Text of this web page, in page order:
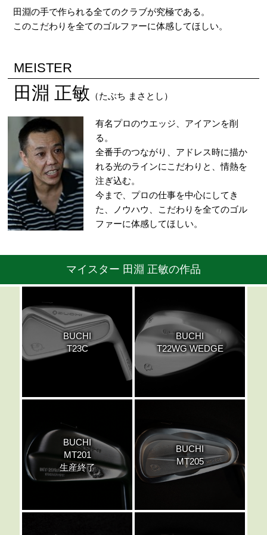
田淵の手で作られる全てのクラブが究極である。
このこだわりを全てのゴルファーに体感してほしい。
MEISTER
田淵 正敏 （たぶち まさとし）
有名プロのウエッジ、アイアンを削
る。
全番手のつながり、アドレス時に描か
れる光のラインにこだわりと、情熱を
注ぎ込む。
今まで、プロの仕事を中心にしてき
た、ノウハウ、こだわりを全てのゴル
ファーに体感してほしい。
マイスター 田淵 正敏の作品
BUCHI
T23C
BUCHI
T22WG WEDGE
BUCHI
MT201
生産終了
BUCHI
MT205